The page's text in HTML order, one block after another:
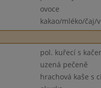
ovoce
kakao/mléko/čaj/
pol. kuřecí s
uzená pečeně
hrachová kaše s